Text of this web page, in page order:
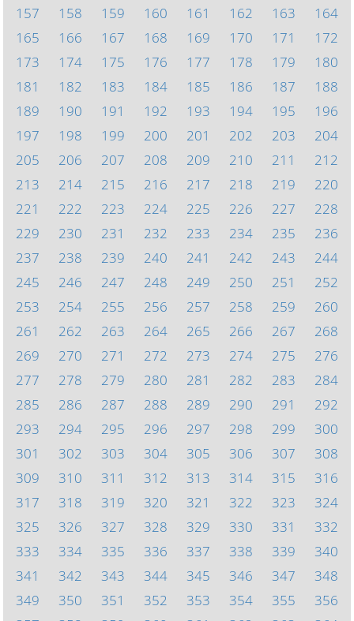
157
158 159 160 161 162 163
164
165
166 167 168 169 170 171
172
173
174 175 176 177 178 179
180
181
182 183 184 185 186 187
188
189
190 191 192 193 194 195
196
197
198 199 200 201 202 203
204
205
206 207 208 209 210 211
212
213
214 215 216 217 218 219
220
221
222 223 224 225 226 227
228
229
230 231 232 233 234 235
236
237
238 239 240 241 242 243
244
245
246 247 248 249 250 251
252
253
254 255 256 257 258 259
260
261
262 263 264 265 266 267
268
269
270 271 272 273 274 275
276
277
278 279 280 281 282 283
284
285
286 287 288 289 290 291
292
293
294 295 296 297 298 299
300
301
302 303 304 305 306 307
308
309
310 311 312 313 314 315
316
317
318 319 320 321 322 323
324
325
326 327 328 329 330 331
332
333
334 335 336 337 338 339
340
341
342 343 344 345 346 347
348
349
350 351 352 353 354 355
356